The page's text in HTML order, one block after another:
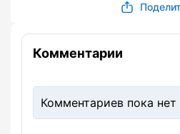
Комментарии
Комментариев пока нет